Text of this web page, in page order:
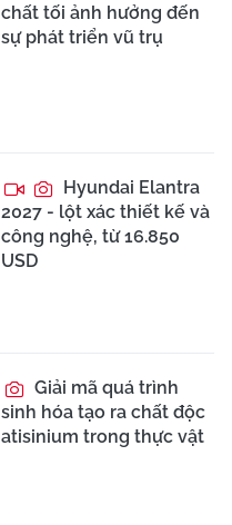
chất tối ảnh hưởng đến
sự phát triển vũ trụ
Hyundai Elantra
2027 - lột xác thiết kế và
công nghệ, từ 16.850
USD
Giải mã quá trình
sinh hóa tạo ra chất độc
atisinium trong thực vật